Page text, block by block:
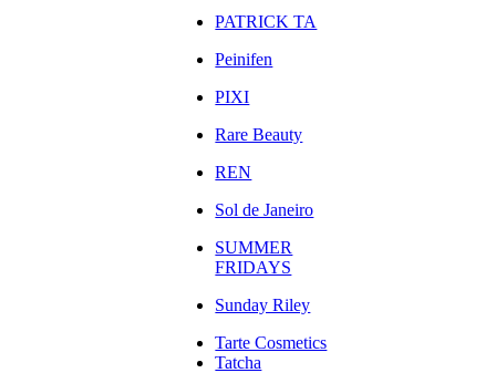
PATRICK TA
Peinifen
PIXI
Rare Beauty
REN
Sol de Janeiro
SUMMER
FRIDAYS
Sunday Riley
Tarte Cosmetics
Tatcha